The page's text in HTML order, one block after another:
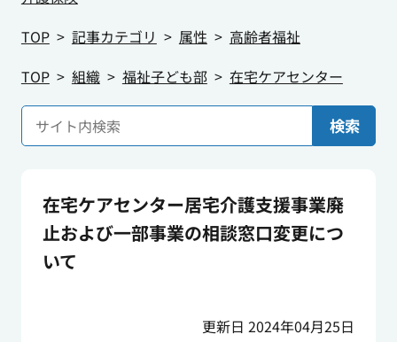
TOP
記事カテゴリ 属性
高齢者福祉
TOP
組織 福祉子ども部 在宅ケアセンター
検索
在宅ケアセンター居宅介護支援事業廃
止および一部事業の相談窓口変更につ
いて
更新日 2024年04月25日